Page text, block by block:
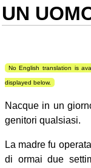
UN
No English translation is
displayed below.
Nacque in un
genitori qualsiasi.
La madre fu
di ormai due